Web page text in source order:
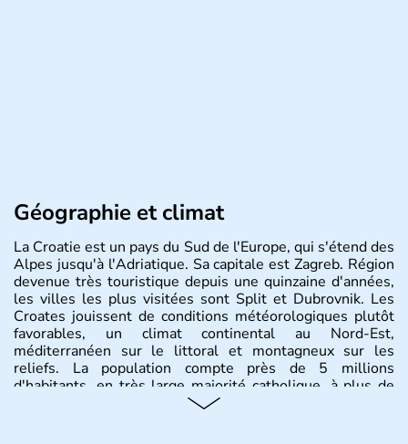
Géographie et climat
La Croatie est un pays du Sud de l'Europe, qui s'étend des
Alpes jusqu'à l'Adriatique. Sa capitale est Zagreb. Région
devenue très touristique depuis une quinzaine d'années,
les villes les plus visitées sont Split et Dubrovnik. Les
Croates jouissent de conditions météorologiques plutôt
favorables, un climat continental au Nord-Est,
méditerranéen sur le littoral et montagneux sur les
reliefs. La population compte près de 5 millions
d'habitants, en très large majorité catholique, à plus de